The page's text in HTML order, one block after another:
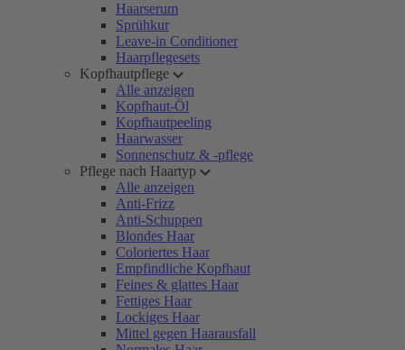
Haarserum
Sprühkur
Leave-in Conditioner
Haarpflegesets
Kopfhautpflege
Alle anzeigen
Kopfhaut-Öl
Kopfhautpeeling
Haarwasser
Sonnenschutz & -pflege
Pflege nach Haartyp
Alle anzeigen
Anti-Frizz
Anti-Schuppen
Blondes Haar
Coloriertes Haar
Empfindliche Kopfhaut
Feines & glattes Haar
Fettiges Haar
Lockiges Haar
Mittel gegen Haarausfall